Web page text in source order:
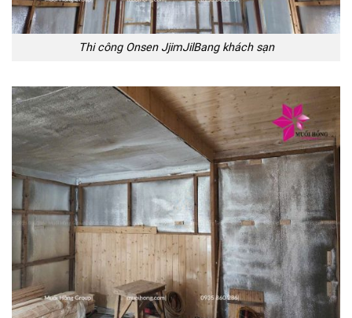
Thi công Onsen JjimJilBang khách sạn